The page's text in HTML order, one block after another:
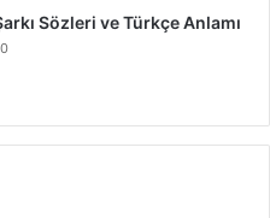
Sözleri ve Türkçe Anlamı